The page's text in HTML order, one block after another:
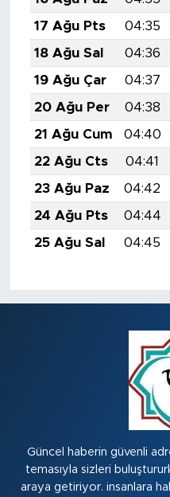
17 Ağu Pts
04:35
18 Ağu Sal
04:36
19 Ağu Çar
04:37
20 Ağu Per
04:38
21 Ağu Cum
04:40
22 Ağu Cts
04:41
23 Ağu Paz
04:42
24 Ağu Pts
04:44
25 Ağu Sal
04:45
Güncel haberin güvenli
temasıyla sizleri
araya getiriyor. insanlara